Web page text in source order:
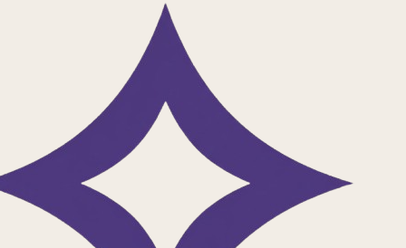
راهنمای خواندن کتاب
بهترین کتاب‌های آلبر کامو؛ اسطوره‌ای در ادبیات